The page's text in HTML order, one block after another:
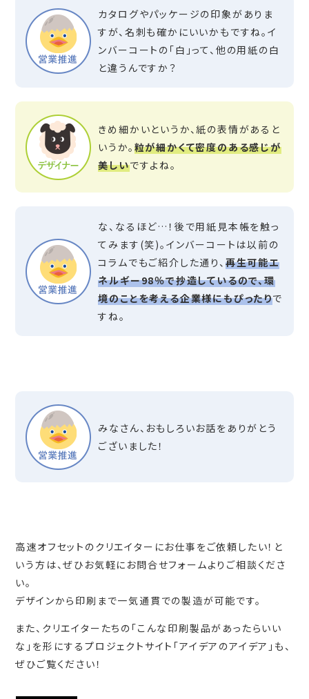
カタログやパッケージの印象がありま
すが、名刺も確かにいいかもですね。イ
ンバーコートの「白」って、他の用紙の白
と違うんですか？
きめ細かいというか、紙の表情があると
いうか。 粒が細かくて密度のある感じが
美しいですよね。
な、なるほど…！後で用紙見本帳を触っ
てみます(笑)。インバーコートは以前の
コラムでもご紹介した通り、 再生可能エ
ネルギー98％で抄造しているので、環
境のことを考える企業様にもぴったりで
すね。
みなさん、おもしろいお話をありがとう
ございました！
高速オフセットのクリエイターにお仕事をご依頼したい！と
いう方は、ぜひお気軽にお問合せフォームよりご相談くださ
い。
デザインから印刷まで一気通貫での製造が可能です。
また、クリエイターたちの「こんな印刷製品があったらいい
な」を形にするプロジェクトサイト「アイデアのアイデア」も、
ぜひご覧ください！